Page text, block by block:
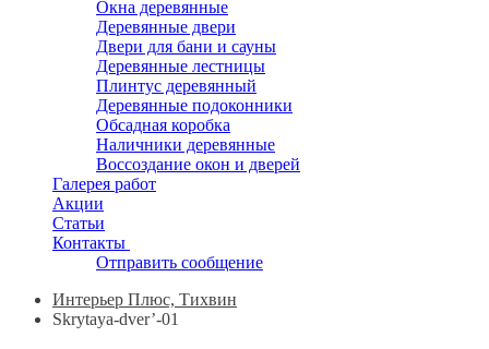
Окна деревянные
Деревянные двери
Двери для бани и сауны
Деревянные лестницы
Плинтус деревянный
Деревянные подоконники
Обсадная коробка
Наличники деревянные
Воссоздание окон и дверей
Галерея работ
Акции
Статьи
Контакты
Отправить сообщение
Интерьер Плюс, Тихвин
Skrytaya-dver’-01